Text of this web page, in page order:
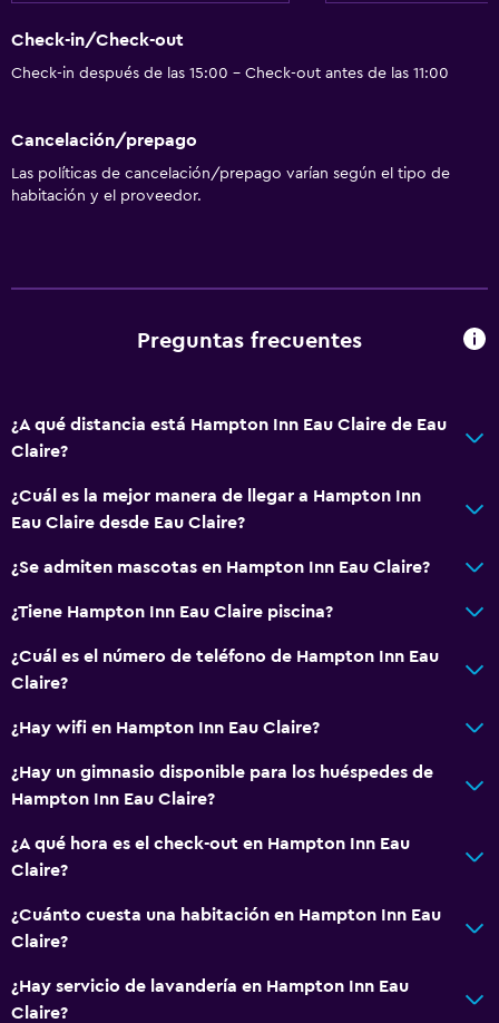
Servicios y facilidades
Salas de conferencia
Servicio de despertador
Caja fuerte
Sala de estar/TV compartida
TV por cable o vía satélite
TV
Accesibilidad y adecuación
extra)
Accesibilidad
Ascensor
Estacionamiento accesible
Para no fumadores
Tetera/cafetera
Cafetera
Máquina expendedora (botanas)
Check-in/Check-out
Check-in después de las 15:00 - Check-out antes de las 11:00
Cancelación/prepago
Las políticas de cancelación/prepago varían según el tipo de
habitación y el proveedor.
Preguntas frecuentes
¿A qué distancia está Hampton Inn Eau Claire de Eau
Claire?
¿Cuál es la mejor manera de llegar a Hampton Inn
Eau Claire desde Eau Claire?
¿Se admiten mascotas en Hampton Inn Eau Claire?
¿Tiene Hampton Inn Eau Claire piscina?
¿Cuál es el número de teléfono de Hampton Inn Eau
Claire?
¿Hay wifi en Hampton Inn Eau Claire?
¿Hay un gimnasio disponible para los huéspedes de
Hampton Inn Eau Claire?
¿A qué hora es el check-out en Hampton Inn Eau
Claire?
¿Cuánto cuesta una habitación en Hampton Inn Eau
Claire?
¿Hay servicio de lavandería en Hampton Inn Eau
Claire?